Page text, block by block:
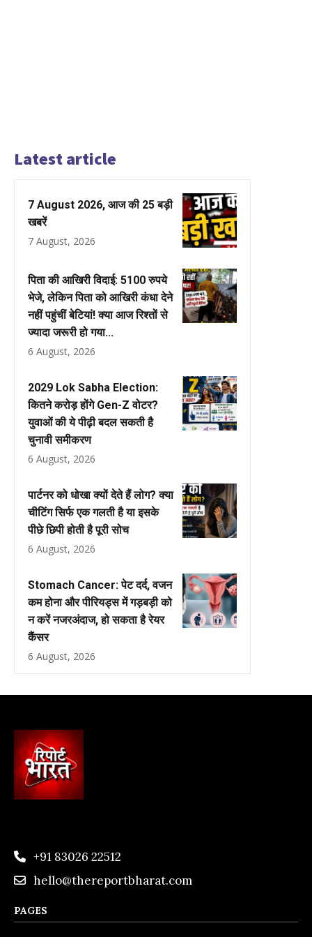
Latest article
7 August 2026, आज की 25 बड़ी
खबरें
7 August, 2026
पिता की आखिरी विदाई: 5100 रुपये
भेजे, लेकिन पिता को आखिरी कंधा देने
नहीं पहुंचीं बेटियां! क्या आज रिश्तों से
ज्यादा जरूरी हो गया...
6 August, 2026
2029 Lok Sabha Election:
कितने करोड़ होंगे Gen-Z वोटर?
युवाओं की ये पीढ़ी बदल सकती है
चुनावी समीकरण
6 August, 2026
पार्टनर को धोखा क्यों देते हैं लोग? क्या
चीटिंग सिर्फ एक गलती है या इसके
पीछे छिपी होती है पूरी सोच
6 August, 2026
Stomach Cancer: पेट दर्द, वजन
कम होना और पीरियड्स में गड़बड़ी को
न करें नजरअंदाज, हो सकता है रेयर
कैंसर
6 August, 2026
+91 83026 22512
hello@thereportbharat.com
PAGES